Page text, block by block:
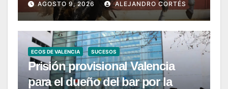
AGOSTO 9, 2026 ALEJANDRO CORTÉS
ECOS DE VALENCIA SUCESOS
Prisión provisional Valencia
para el dueño del bar por la